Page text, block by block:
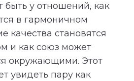
быть у отношений, как
в гармоничном
качества становятся
и как союз может
окружающими. Этот
увидеть пару как